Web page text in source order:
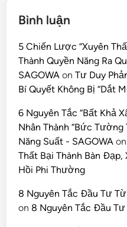
Bình luận
5 Chiến Lược “Xuyên
Thành Quyền Năng Ra
SAGOWA onTư Duy
Bí Quyết Không Bị “Dắt
6 Nguyên Tắc “Bất Khả
Nhân Thành “Bức Tường
Năng Suất - SAGOWA on
Thất Bại Thành Bàn Đạp,
Hồi Phi Thường
8 Nguyên Tắc Đầu Tư
on 8 Nguyên Tắc Đầu